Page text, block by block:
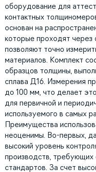
оборудование для
контактных
основан на
которые проходят через
позволяют точно
материалов. Комплект
образцов толщины,
сплава Д16. Измерения
до 100 мм, что делает
для первичной и
используемого в самых
Преимущества
неоценимы. Во-первых,
высокий уровень
производств, требующих
стандартов. За счет